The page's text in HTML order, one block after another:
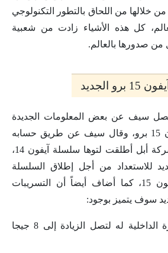
من خلالها من اللحاق بالتطور التكنولوجي
كل هذه الأشياء زادت من شعبية
من صدورها بالعالم.
الجديد
فيصل سيف عن بعض المعلومات الجديدة
التي تخص هاتف آيفون 15 برو، وقال سيف عن طريق حسابه
علة موقع تويتر بأن شركة أبل أطلقت لتوها سلسلة آيفون 14،
للاستعداد من أجل إطلاق السلسلة
الجديدة من هاتف آيفون 15، كما أضاف أيضاً أن التسريبات
سوف يتميز بوجود:
زيادة في الذاكرة الداخلية له لتصل الزيادة إلى 8 جيجا